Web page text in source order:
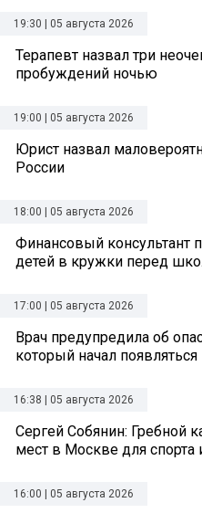
19:30 | 05 августа 2026
Терапевт назвал три
пробуждений ночью
19:00 | 05 августа 2026
Юрист назвал
России
18:00 | 05 августа 2026
Финансовый консультант
детей в кружки перед
17:00 | 05 августа 2026
Врач предупредила об
который начал
16:38 | 05 августа 2026
Сергей Собянин: Гребной
мест в Москве для спорта
16:00 | 05 августа 2026